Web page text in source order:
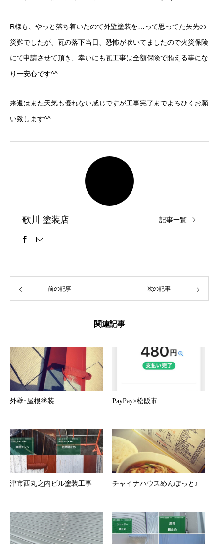
R様も、やっと落ち着いたので外壁塗装を…って思ってた矢先の
災難でしたが、瓦の落下当日、恐怖が吹いてましたので火災保険
にて申請させて頂き、幸いにも瓦工事は全額保険で賄える事にな
り一安心です^^
来週はまた天気も優れない感じですが工事完了までよろひくお願
い致します^^
歌川 塗装店 記事一覧
前の記事 次の記事
関連記事
外壁･屋根塗装 PayPay×松阪市
津市西丸之内ビル塗装工事 チャイナハウスめんぽっと♪